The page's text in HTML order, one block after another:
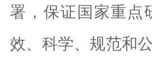
署，保证国家重点
效、科学、规范和